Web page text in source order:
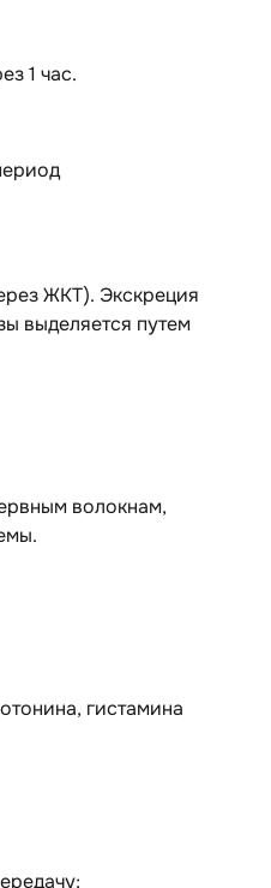
1 час.
ЖКТ). Экскреция
выделяется путем
волокнам,
гистамина